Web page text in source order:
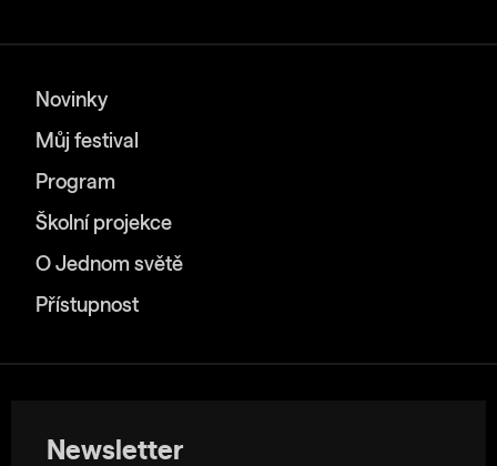
Novinky
Můj festival
Program
Školní projekce
O Jednom světě
Přístupnost
Newsletter